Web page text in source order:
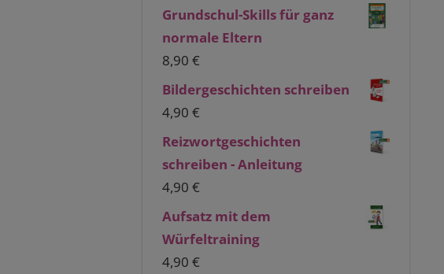
Grundschul-Skills für ganz
normale Eltern
8,90€
Bildergeschichten schreiben
4,90€
Reizwortgeschichten
schreiben - Anleitung
4,90€
Aufsatz mit dem
Würfeltraining
4,90€